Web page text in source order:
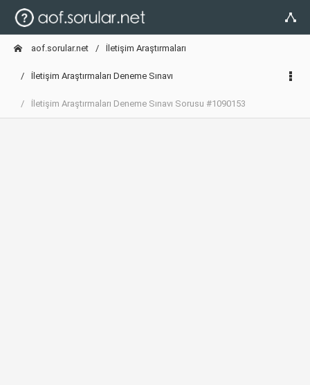
aof.sorular.net İletişim Araştırmaları
İletişim Araştırmaları Deneme Sınavı
İletişim Araştırmaları Deneme Sınavı Sorusu #1090153